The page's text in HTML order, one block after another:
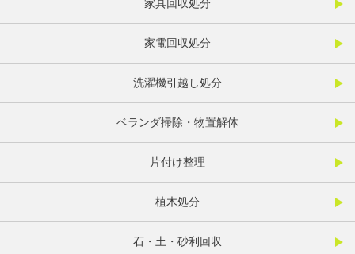
家具回収処分
家電回収処分
洗濯機引越し処分
ベランダ掃除・物置解体
片付け整理
植木処分
石・土・砂利回収